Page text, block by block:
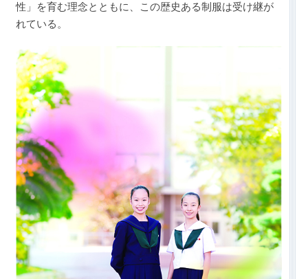
性」を育む理念とともに、この歴史ある制服は受け継が
れている。